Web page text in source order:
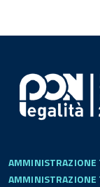
AMMINISTRAZIONE